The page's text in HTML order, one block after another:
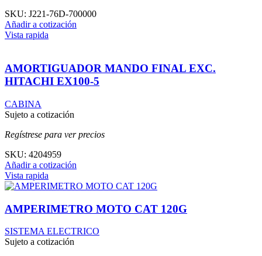
SKU: J221-76D-700000
Añadir a cotización
Vista rapida
AMORTIGUADOR MANDO FINAL EXC.
HITACHI EX100-5
CABINA
Sujeto a cotización
Regístrese para ver precios
SKU: 4204959
Añadir a cotización
Vista rapida
AMPERIMETRO MOTO CAT 120G
SISTEMA ELECTRICO
Sujeto a cotización